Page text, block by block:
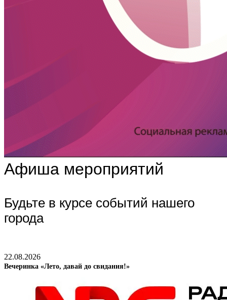
Афиша мероприятий
Будьте в курсе событий нашего
города
22.08.2026
Вечеринка «Лето, давай до свидания!»